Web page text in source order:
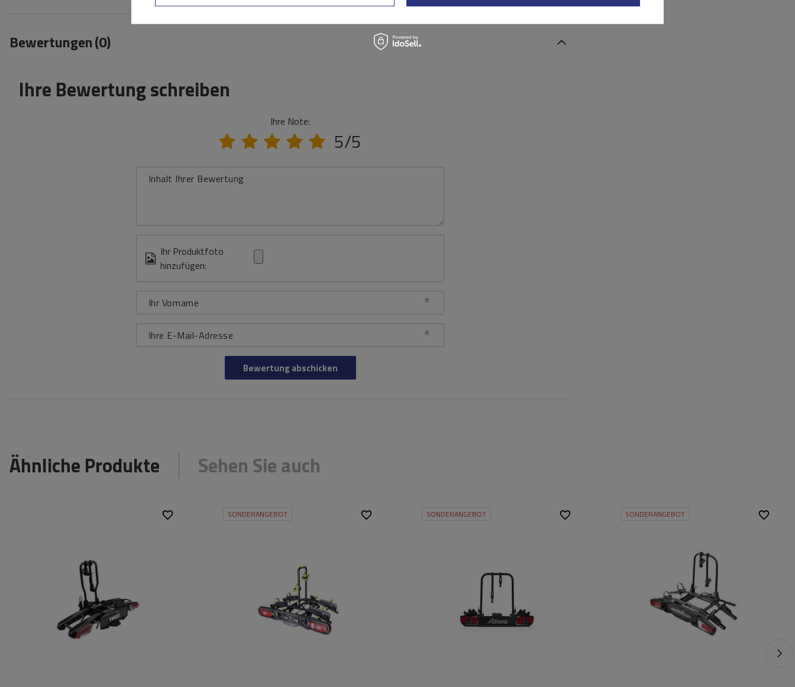
Bewertungen(0)
Ihre Bewertung schreiben
Ihre Note:
5/5
Inhalt Ihrer Bewertung
Ihr Produktfoto
hinzufügen:
Ihr Vorname
Ihre E-Mail-Adresse
Bewertung abschicken
Ähnliche Produkte Sehen Sie auch
1350 mm
Abstand zwischen den 250 mm
SONDERANGEBOT
40 kg
1170 mm
Abstand zwischen den
Fahrrädern:
280 mm
SONDERANGEBOT
1150 mm
Abstand zwischen den
230 mm
SONDERANGEBOT
60 kg
Max. Radabstand:
1300 mm
Abstand zwischen den 300 mm